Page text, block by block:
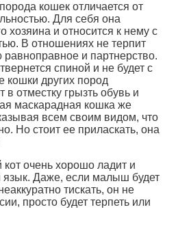
кошек отличается от
Для себя она
хозяина и относится к нему с
В отношениях не терпит
равноправное и партнерство.
спиной и не будет с
кошки других пород
отместку грызть обувь и
маскарадная кошка же
всем своим видом, что
Но стоит ее приласкать, она
очень хорошо ладит и
язык. Даже, если малыш будет
тискать, он не
просто будет терпеть или